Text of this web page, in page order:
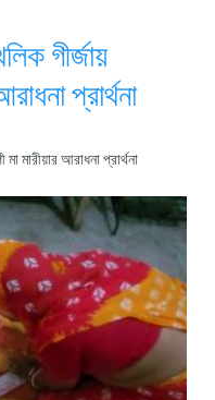
গীর্জায়
প্রার্থনা
মারীয়ার আরাধনা প্রার্থনা